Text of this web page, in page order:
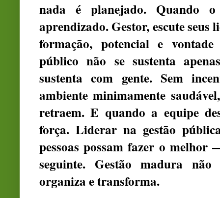
nada é planejado. Quando
aprendizado. Gestor, escute seus
formação, potencial e
público não se sustenta
sustenta com gente. Sem
ambiente minimamente
retraem. E quando a equipe
força. Liderar na gestão
pessoas possam fazer o
seguinte. Gestão madura
organiza e transforma.